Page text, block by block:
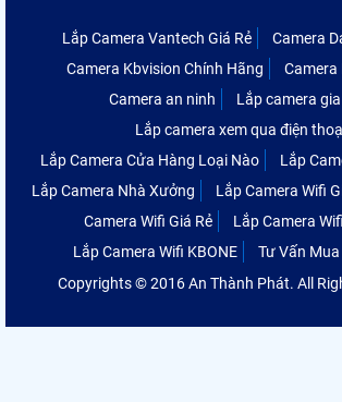
Lắp Camera Vantech Giá Rẻ
Camera
Camera Kbvision Chính Hãng
Camera
Camera an ninh
Lắp camera
Lắp camera xem qua điện
Lắp Camera Cửa Hàng Loại Nào
Lắp
Lắp Camera Nhà Xưởng
Lắp Camera Wifi
Camera Wifi Giá Rẻ
Lắp Camera
Lắp Camera Wifi KBONE
Tư Vấn
Copyrights © 2016 An Thành Phát. All